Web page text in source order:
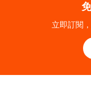
立即訂閱